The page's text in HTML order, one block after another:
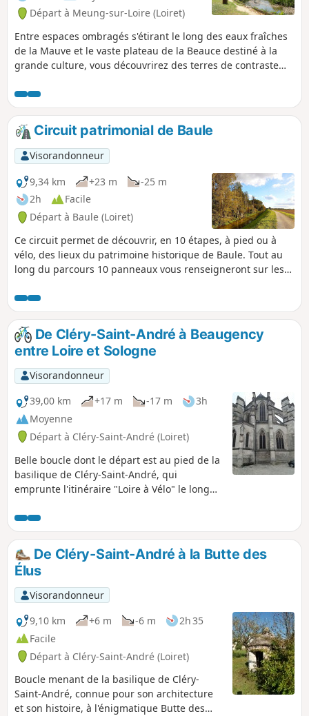
Départ à Meung-sur-Loire (Loiret)
Entre espaces ombragés s'étirant le long des eaux fraîches
de la Mauve et le vaste plateau de la Beauce destiné à la
grande culture, vous découvrirez des terres de contraste
plus d'un millénaire.
Circuit patrimonial de Baule
Visorandonneur
9,34 km
+23 m
-25 m
2h
Facile
Départ à Baule (Loiret)
Ce circuit permet de découvrir, en 10 étapes, à pied ou à
vélo, des lieux du patrimoine historique de Baule. Tout au
long du parcours 10 panneaux vous renseigneront sur les
le flyer correspond ainsi que des informations
complémentaires, descriptif et anecdotes sur le site de la
commune de Baule.
De Cléry-Saint-André à Beaugency
entre Loire et Sologne
Visorandonneur
39,00 km
+17 m -17 m
3h
Moyenne
Départ à Cléry-Saint-André (Loiret)
Belle boucle dont le départ est au pied de la
basilique de Cléry-Saint-André, qui
emprunte l'itinéraire "Loire à Vélo" le long
par leur histoire sont traversées, Meung-
sur-Loire et Beaugency. Au retour, la
randonnée emprunte le GR®3 au cœur de la
Sologne Orléanaise.
De Cléry-Saint-André à la Butte des
Élus
Visorandonneur
9,10 km
+6 m -6 m
2h 35
Facile
Départ à Cléry-Saint-André (Loiret)
Boucle menant de la basilique de Cléry-
Saint-André, connue pour son architecture
et son histoire, à l'énigmatique Butte des